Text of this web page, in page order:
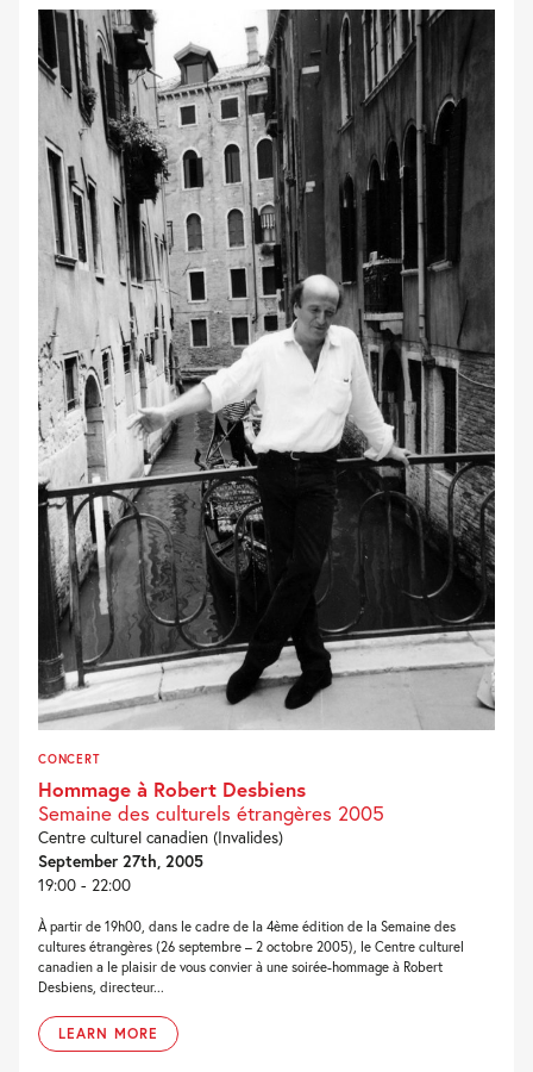
CONCERT
Hommage à Robert Desbiens
Semaine des culturels étrangères 2005
Centre culturel canadien (Invalides)
September 27th, 2005
19:00 - 22:00
À partir de 19h00, dans le cadre de la 4ème édition de la Semaine des
cultures étrangères (26 septembre – 2 octobre 2005), le Centre culturel
canadien a le plaisir de vous convier à une soirée-hommage à Robert
Desbiens, directeur...
LEARN MORE